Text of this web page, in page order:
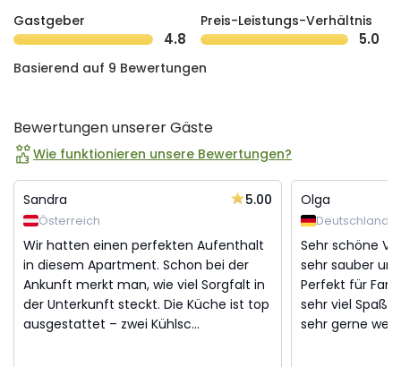
Gastgeber
4.8
Preis-Leistungs-Verhältnis
5.0
Basierend auf 9 Bewertungen
Bewertungen unserer Gäste
Wie funktionieren unsere Bewertungen?
Sandra 5.00
Österreich
Wir hatten einen perfekten Aufenthalt
in diesem Apartment. Schon bei der
Ankunft merkt man, wie viel Sorgfalt in
der Unterkunft steckt. Die Küche ist top
ausgestattet – zwei Kühlsc...
Olga
Deutschland
Sehr schöne
sehr sauber
Perfekt für
sehr viel Spaß.
sehr gerne